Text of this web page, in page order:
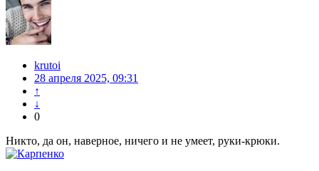
krutoi
28 апреля 2025, 09:31
↑
↓
0
Никто, да он, наверное, ничего и не умеет, руки-крюки.